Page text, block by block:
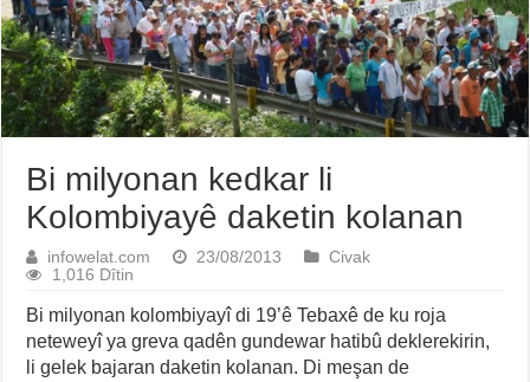
Bi milyonan kedkar li
Kolombiyayê daketin kolanan
infowelat.com 23/08/2013
Civak
1,016 Dîtin
Bi milyonan kolombiyayî di 19’ê Tebaxê de ku roja
neteweyî ya greva qadên gundewar hatibû deklerekirin,
li gelek bajaran daketin kolanan. Di meşan de